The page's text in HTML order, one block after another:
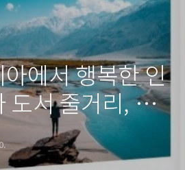
에서 행복한 인
도서 줄거리, 저
점